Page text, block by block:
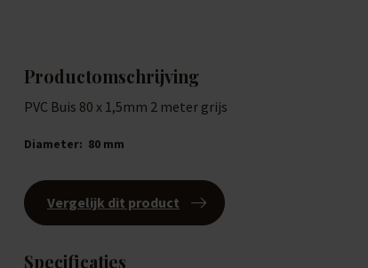
Productomschrijving
PVC Buis 80 x 1,5mm 2 meter grijs
Diameter: 80 mm
Vergelijk dit product
Specificaties